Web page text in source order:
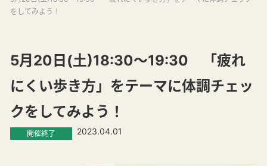
をしてみよう！
5月20日(土)18:30～19:30 「疲れ
にくい歩き方」をテーマに体調チェッ
クをしてみよう！
開催終了 2023.04.01